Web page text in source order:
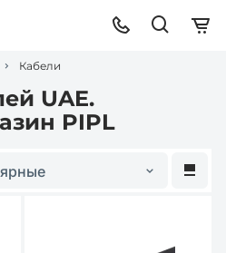
Кабели
UAE.
PIPL